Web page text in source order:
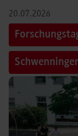
20.07.2026